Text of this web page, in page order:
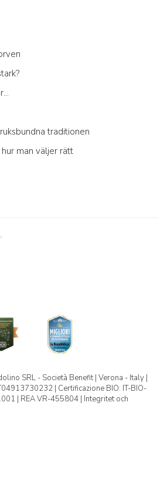
traditionen
man väljer rätt
SRL - Società Benefit | Verona - Italy |
| Certificazione BIO: IT-BIO-
| REA VR-455804 | Integritet och